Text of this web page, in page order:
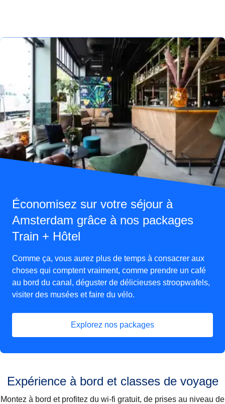
Économisez sur votre séjour à
Amsterdam grâce à nos packages
Train + Hôtel
Comme ça, vous aurez plus de temps à consacrer aux
choses qui comptent vraiment, comme prendre un café
au bord du canal, déguster de délicieuses stroopwafels,
visiter des musées et faire du vélo.
Explorez nos packages
(Ouvre un nouvel onglet
Expérience à bord et classes de voyage
Montez à bord et profitez du wi-fi gratuit, de prises au niveau de